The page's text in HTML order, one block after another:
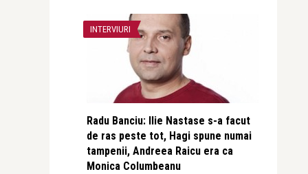
INTERVIURI
Radu Banciu: Ilie Nastase s-a facut
de ras peste tot, Hagi spune numai
tampenii, Andreea Raicu era ca
Monica Columbeanu